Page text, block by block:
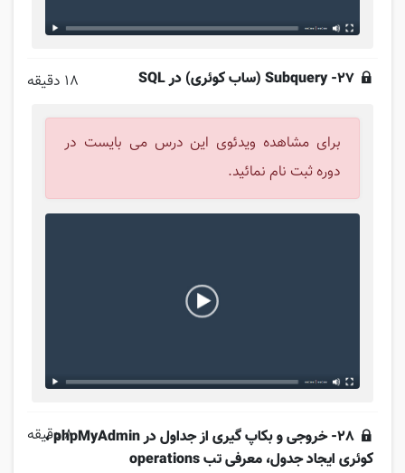
27- Subquery (ساب کوئری) در SQL 18 دقیقه
برای مشاهده ویدئوی این درس می بایست در
دوره ثبت نام نمائید.
28- خروجی و بکاپ گیری از جداول در phpMyAdmin ،
کوئری ایجاد جدول، معرفی تب operations
8 دقیقه